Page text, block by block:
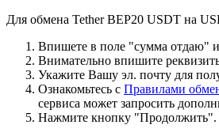
Для обмена Tether BEP20 USDT на
Впишете в поле "сумма отдаю"
Внимательно впишите
Укажите Вашу эл. почту для
Ознакомьтесь с Правилами
сервиса может запросить
Нажмите кнопку "Продолжить".